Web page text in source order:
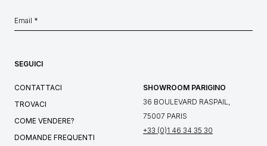
SEGUICI
CONTATTACI
TROVACI
COME VENDERE?
DOMANDE FREQUENTI
SHOWROOM PARIGINO
36 BOULEVARD RASPAIL,
75007 PARIS
+33 (0)1 46 34 35 30